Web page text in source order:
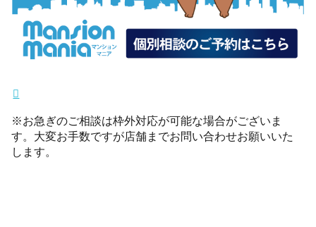
※お急ぎのご相談は枠外対応が可能な場合がございま
す。大変お手数ですが店舗までお問い合わせお願いいた
します。